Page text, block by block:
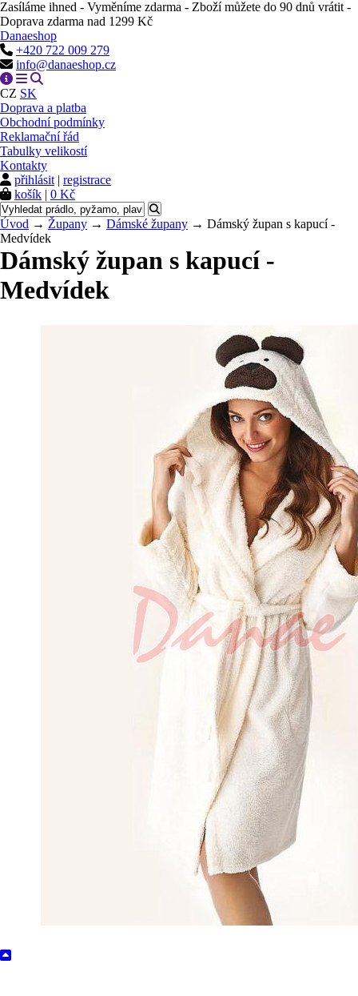
Zasíláme ihned - Vyměníme zdarma - Zboží můžete do 90 dnů vrátit -
Doprava zdarma nad 1299 Kč
Danaeshop
+420 722 009 279
info@danaeshop.cz
CZ SK
Doprava a platba
Obchodní podmínky
Reklamační řád
Tabulky velikostí
Kontakty
přihlásit | registrace
košík | 0 Kč
Úvod → Župany → Dámské župany → Dámský župan s kapucí -
Medvídek
Dámský župan s kapucí -
Medvídek